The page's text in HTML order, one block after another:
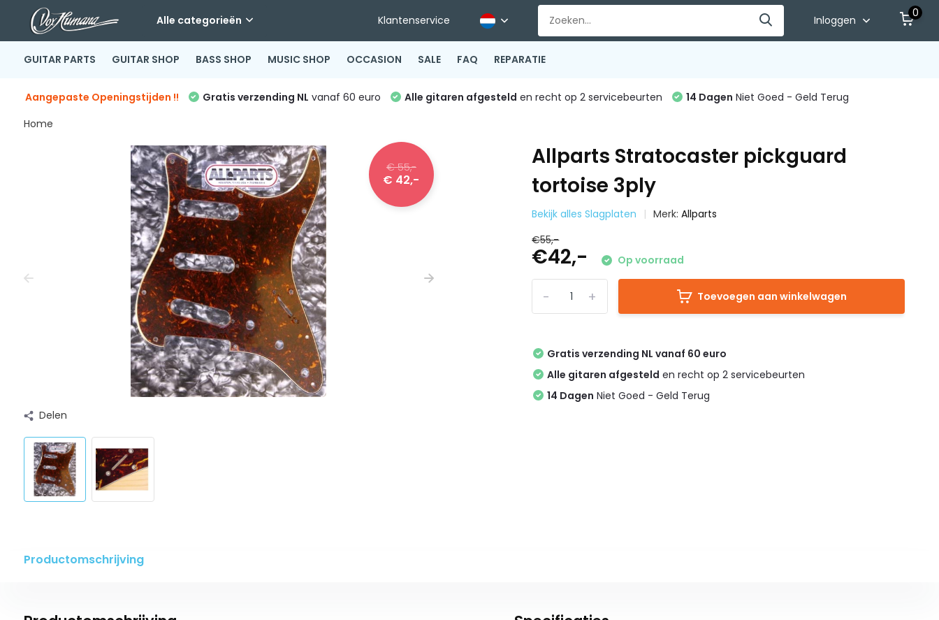
Alle categorieën Klantenservice Inloggen
0
GUITAR PARTS GUITAR SHOP BASS SHOP MUSIC SHOP OCCASION SALE FAQ REPARATIE
Aangepaste Openingstijden !! Gratis verzending NL vanaf 60 euro Alle gitaren afgesteld en recht op 2 servicebeurten 14 Dagen Niet Goed - Geld Terug
Home
€ 55,-
€ 42,-
Delen
Allparts Stratocaster pickguard
tortoise 3ply
Bekijk alles Slagplaten Merk:Allparts
€55,-
€42,- Op voorraad
+
- Toevoegen aan winkelwagen
Gratis verzending NL vanaf 60 euro
Alle gitaren afgesteld en recht op 2 servicebeurten
14 Dagen Niet Goed - Geld Terug
Productomschrijving